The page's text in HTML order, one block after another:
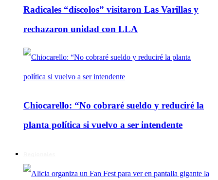
Radicales “díscolos” visitaron Las Varillas y
rechazaron unidad con LLA
Chiocarello: “No cobraré sueldo y reduciré la
planta política si vuelvo a ser intendente